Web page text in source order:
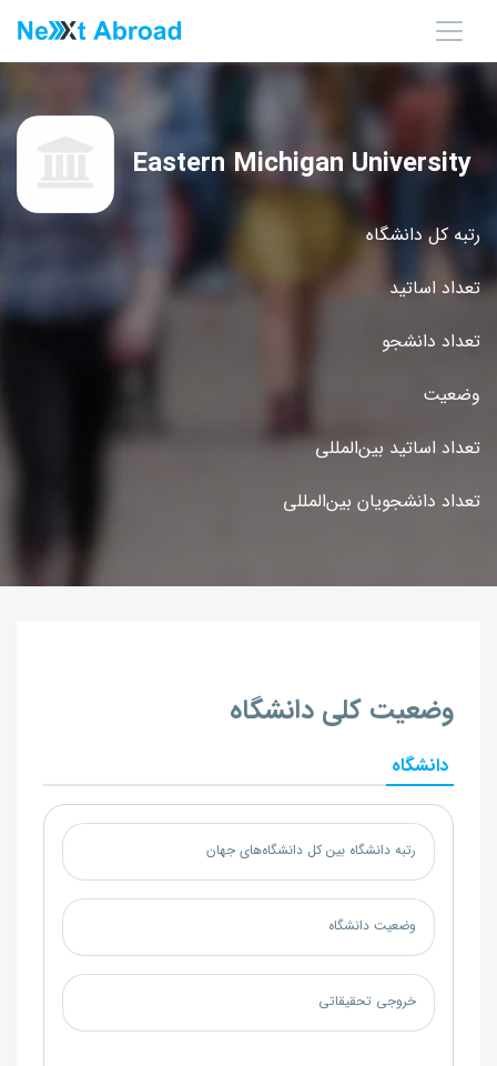
رتبه کل دانشگاه
تعداد اساتید
تعداد دانشجو
وضعیت
تعداد اساتید بین‌المللی
تعداد دانشجویان بین‌المللی
Eastern Michigan University
وضعیت کلی دانشگاه
دانشگاه
رتبه دانشگاه بین کل دانشگاه‌های جهان
وضعیت دانشگاه
خروجی تحقیقاتی